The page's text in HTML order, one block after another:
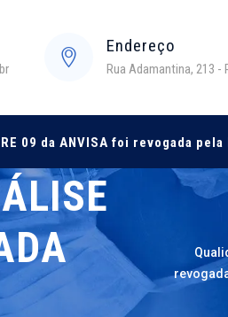
Endereço
Rua Adamantina, 213
09 da ANVISA foi revogada